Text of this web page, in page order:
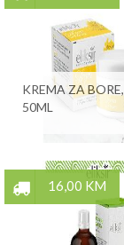
KREMA ZA BORE,
50ML
16,00 KM